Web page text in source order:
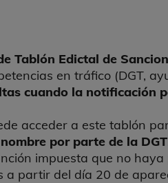
Tablón Edictal de
en tráfico (DGT,
cuando la notificación
acceder a este tablón
por parte de la DGT
impuesta que no
partir del día 20 de